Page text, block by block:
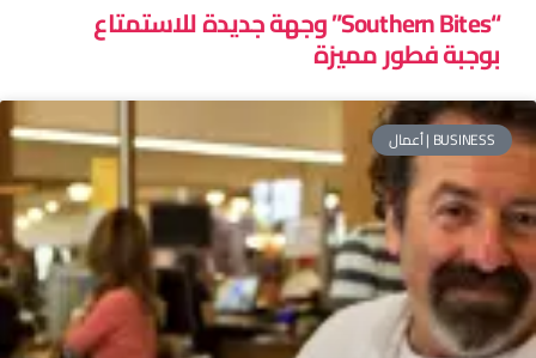
“Southern Bites” وجهة جديدة للاستمتاع
بوجبة فطور مميزة
BUSINESS | أعمال